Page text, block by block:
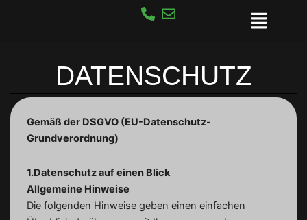
springen
DATENSCHUTZ
Gemäß der DSGVO (EU-Datenschutz-
Grundverordnung)
1.Datenschutz auf einen Blick
Allgemeine Hinweise
Die folgenden Hinweise geben einen einfachen